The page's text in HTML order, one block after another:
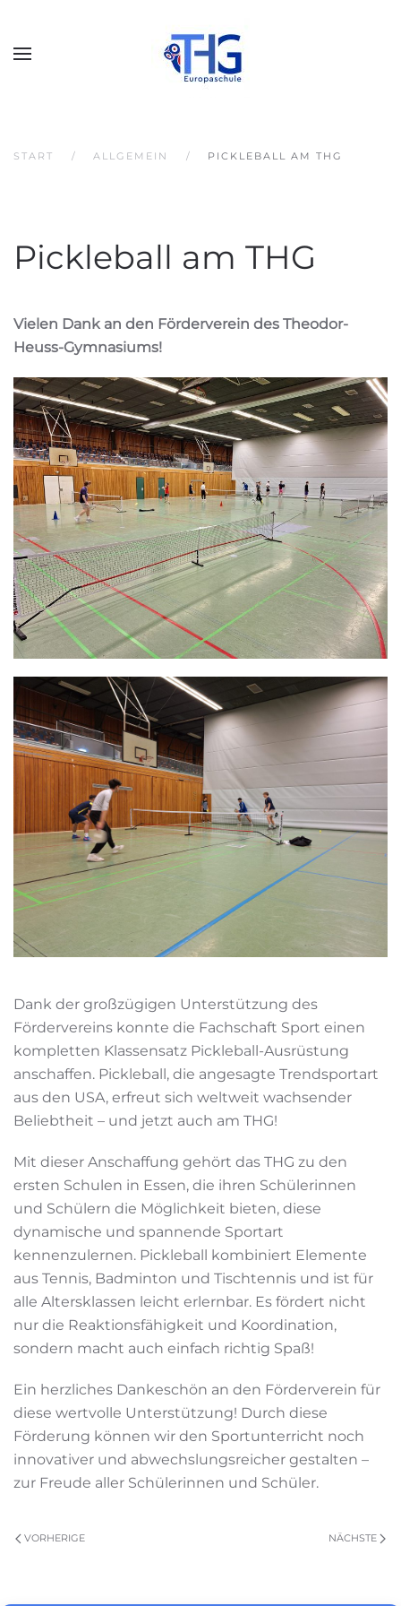
START ALLGEMEIN PICKLEBALL AM THG
Pickleball am THG
Vielen Dank an den Förderverein des Theodor-
Heuss-Gymnasiums!
Dank der großzügigen Unterstützung des
Fördervereins konnte die Fachschaft Sport einen
kompletten Klassensatz Pickleball-Ausrüstung
anschaffen. Pickleball, die angesagte Trendsportart
aus den USA, erfreut sich weltweit wachsender
Beliebtheit – und jetzt auch am THG!
Mit dieser Anschaffung gehört das THG zu den
ersten Schulen in Essen, die ihren Schülerinnen
und Schülern die Möglichkeit bieten, diese
dynamische und spannende Sportart
kennenzulernen. Pickleball kombiniert Elemente
aus Tennis, Badminton und Tischtennis und ist für
alle Altersklassen leicht erlernbar. Es fördert nicht
nur die Reaktionsfähigkeit und Koordination,
sondern macht auch einfach richtig Spaß!
Ein herzliches Dankeschön an den Förderverein für
diese wertvolle Unterstützung! Durch diese
Förderung können wir den Sportunterricht noch
innovativer und abwechslungsreicher gestalten –
zur Freude aller Schülerinnen und Schüler.
VORHERIGE NÄCHSTE